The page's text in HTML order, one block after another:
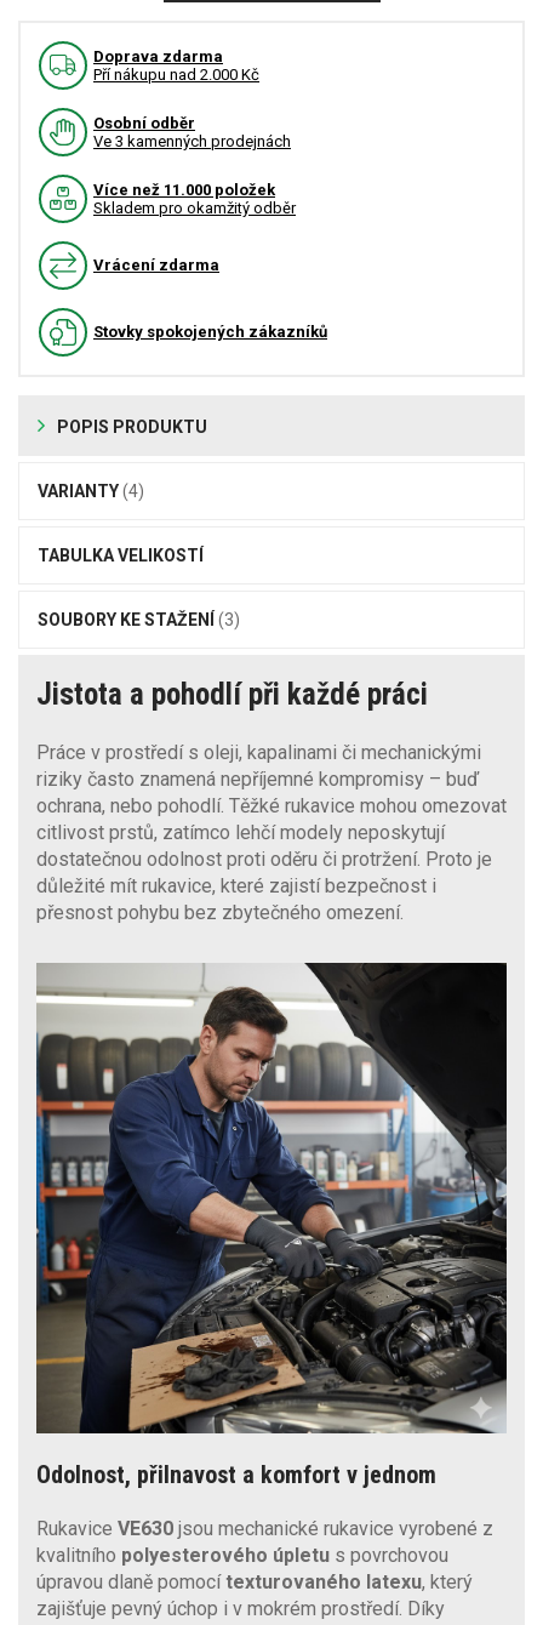
Doprava zdarma
Pří nákupu nad 2.000 Kč
Osobní odběr
Ve 3 kamenných prodejnách
Více než 11.000 položek
Skladem pro okamžitý odběr
Vrácení zdarma
Stovky spokojených zákazníků
POPIS PRODUKTU
VARIANTY(4)
TABULKA VELIKOSTÍ
SOUBORY KE STAŽENÍ (3)
Jistota a pohodlí při každé práci
Práce v prostředí s oleji, kapalinami či mechanickými
riziky často znamená nepříjemné kompromisy – buď
ochrana, nebo pohodlí. Těžké rukavice mohou omezovat
citlivost prstů, zatímco lehčí modely neposkytují
dostatečnou odolnost proti oděru či protržení. Proto je
důležité mít rukavice, které zajistí bezpečnost i
přesnost pohybu bez zbytečného omezení.
Odolnost, přilnavost a komfort v jednom
Rukavice VE630 jsou mechanické rukavice vyrobené z
kvalitního polyesterového úpletu s povrchovou
úpravou dlaně pomocítexturovaného latexu, který
zajišťuje pevný úchop i v mokrém prostředí. Díky